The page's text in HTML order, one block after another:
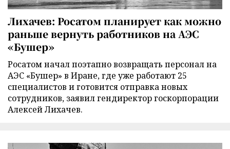
Лихачев: Росатом планирует как можно
раньше вернуть работников на АЭС
«Бушер»
Росатом начал поэтапно возвращать персонал на
АЭС «Бушер» в Иране, где уже работают 25
специалистов и готовится отправка новых
сотрудников, заявил гендиректор госкорпорации
Алексей Лихачев.